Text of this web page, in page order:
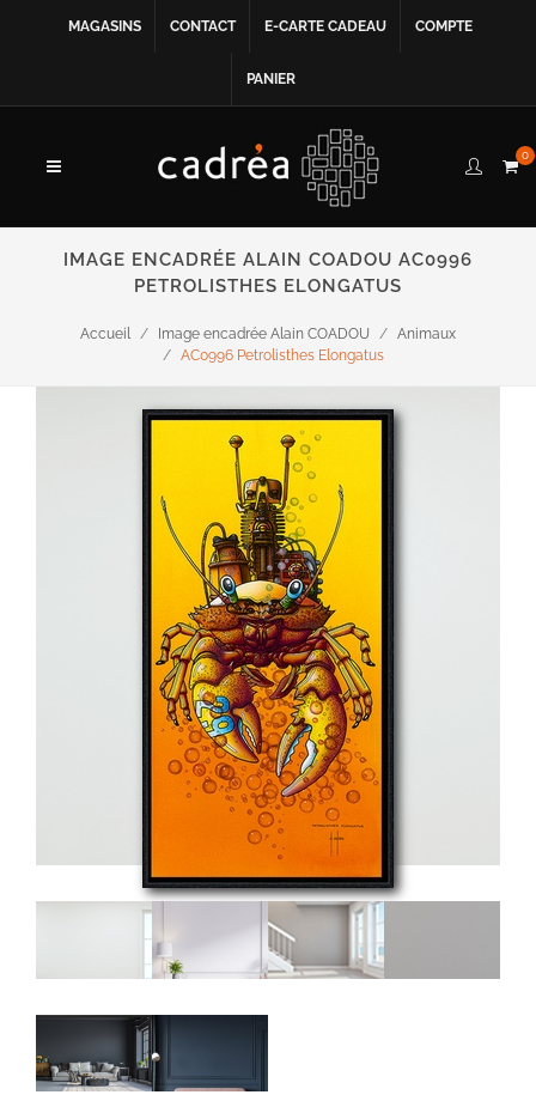
MAGASINS CONTACT E-CARTE CADEAU COMPTE
PANIER
0
IMAGE ENCADRÉE ALAIN COADOU AC0996
PETROLISTHES ELONGATUS
Accueil Image encadrée Alain COADOU
Animaux
AC0996 Petrolisthes Elongatus